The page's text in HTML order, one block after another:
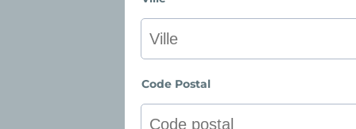
Code Postal